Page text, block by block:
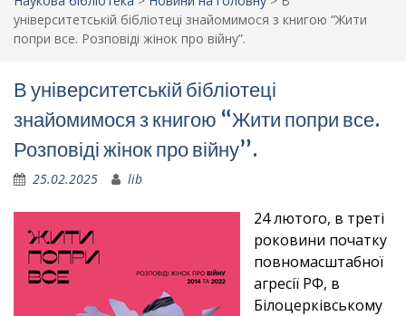
університетській бібліотеці знайомимося з книгою “Жити
попри все. Розповіді жінок про війну”.
В університетській бібліотеці
знайомимося з книгою “Жити попри все.
Розповіді жінок про війну”.
25.02.2025 lib
24 лютого, в треті
роковини початку
повномасштабної
агресії РФ, в
Білоцерківському